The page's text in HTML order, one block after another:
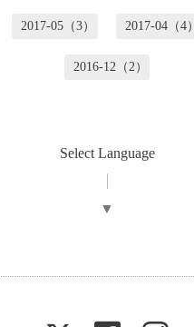
2017-05（3） 2017-04（4）
2016-12（2）
Select Language
▼